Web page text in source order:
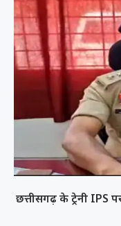
छत्तीसगढ़ के ट्रेनी IPS